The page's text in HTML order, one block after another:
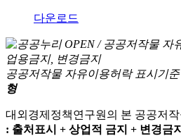
다운로드
공공저작물 자유이용허락 표시기준
형
대외경제정책연구원의 본 공공저
: 출처표시 + 상업적 금지 + 변경금